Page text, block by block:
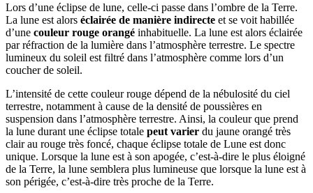
Lors d’une éclipse de lune, celle-ci passe dans l’ombre de la Terre.
La lune est alors éclairée de manière indirecte et se voit habillée
d’une couleur rouge orangé inhabituelle. La lune est alors éclairée
par réfraction de la lumière dans l’atmosphère terrestre. Le spectre
lumineux du soleil est filtré dans l’atmosphère comme lors d’un
coucher de soleil.
L’intensité de cette couleur rouge dépend de la nébulosité du ciel
terrestre, notamment à cause de la densité de poussières en
suspension dans l’atmosphère terrestre. Ainsi, la couleur que prend
la lune durant une éclipse totale peut varier du jaune orangé très
clair au rouge très foncé, chaque éclipse totale de Lune est donc
unique. Lorsque la lune est à son apogée, c’est-à-dire le plus éloigné
de la Terre, la lune semblera plus lumineuse que lorsque la lune est à
son périgée, c’est-à-dire très proche de la Terre.